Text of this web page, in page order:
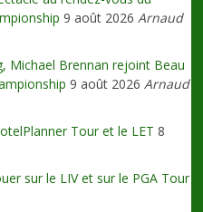
9 août 2026 Arnaud
Michael Brennan rejoint Beau
9 août 2026 Arnaud
Tour et le LET 8
sur le LIV et sur le PGA Tour